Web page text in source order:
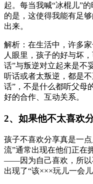
起。每当我喊“冰棍儿”
的是，这使得我能有足
出来。
解析：在生活中，许多
人眼里，孩子的好与坏
话”与叛逆对立起来是不
听话或者太叛逆，都是
话”，不是什么都听父母
好的合作、互动关系。
2、如果他不太喜欢
孩子不喜欢分享真是一
流”通常出现在他们正在
——因为自己喜欢，所以
出现了“该×××玩儿一会